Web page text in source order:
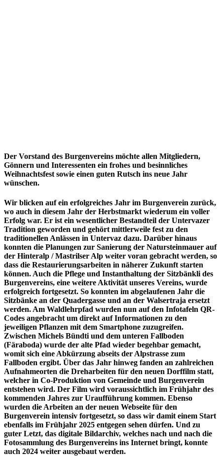
Der Vorstand des Burgenvereins möchte allen Mitgliedern,
Gönnern und Interessenten ein frohes und besinnliches
Weihnachtsfest sowie einen guten Rutsch ins neue Jahr
wünschen.
Wir blicken auf ein erfolgreiches Jahr im Burgenverein zurück,
wo auch in diesem Jahr der Herbstmarkt wiederum ein voller
Erfolg war. Er ist ein wesentlicher Bestandteil der Untervazer
Tradition geworden und gehört mittlerweile fest zu den
traditionellen Anlässen in Untervaz dazu. Darüber hinaus
konnten die Planungen zur Sanierung der Natursteinmauer auf
der Hinteralp / Mastrilser Alp weiter voran gebracht werden, so
dass die Restaurierungsarbeiten in näherer Zukunft starten
können. Auch die Pflege und Instanthaltung der Sitzbänkli des
Burgenvereins, eine weitere Aktivität unseres Vereins, wurde
erfolgreich fortgesetzt. So konnten im abgelaufenen Jahr die
Sitzbänke an der Quadergasse und an der Walsertraja ersetzt
werden. Am Waldlehrpfad wurden nun auf den Infotafeln QR-
Codes angebracht um direkt auf Informationen zu den
jeweiligen Pflanzen mit dem Smartphone zuzugreifen.
Zwischen Michels Bündti und dem unteren Fallboden
(Färaboda) wurde der alte Pfad wieder begehbar gemacht,
womit sich eine Abkürzung abseits der Alpstrasse zum
Fallboden ergibt. Über das Jahr hinweg fanden an zahlreichen
Aufnahmeorten die Dreharbeiten für den neuen Dorffilm statt,
welcher in Co-Produktion von Gemeinde und Burgenverein
entstehen wird. Der Film wird voraussichtlich im Frühjahr des
kommenden Jahres zur Uraufführung kommen. Ebenso
wurden die Arbeiten an der neuen Webseite für den
Burgenverein intensiv fortgesetzt, so dass wir damit einem Start
ebenfalls im Frühjahr 2025 entgegen sehen dürfen. Und zu
guter Letzt, das digitale Bildarchiv, welches nach und nach die
Fotosammlung des Burgenvereins ins Internet bringt, konnte
auch 2024 weiter ausgebaut werden.